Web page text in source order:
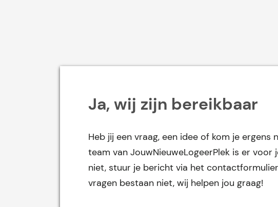
Ja, wij zijn bereikbaar
Heb jij een vraag, een idee of kom je ergens
team van JouwNieuweLogeerPlek is er voor
niet, stuur je bericht via het
vragen bestaan niet, wij helpen jou graag!